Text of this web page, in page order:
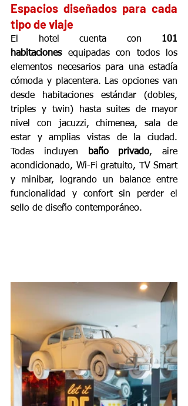
Espacios diseñados para cada
tipo de viaje
El hotel cuenta con 101
habitaciones equipadas con todos los
elementos necesarios para una estadía
cómoda y placentera. Las opciones van
desde habitaciones estándar (dobles,
triples y twin) hasta suites de mayor
nivel con jacuzzi, chimenea, sala de
estar y amplias vistas de la ciudad.
Todas incluyen
baño privado, aire
acondicionado, Wi-Fi gratuito, TV Smart
y minibar, logrando un balance entre
funcionalidad y confort sin perder el
sello de diseño contemporáneo.